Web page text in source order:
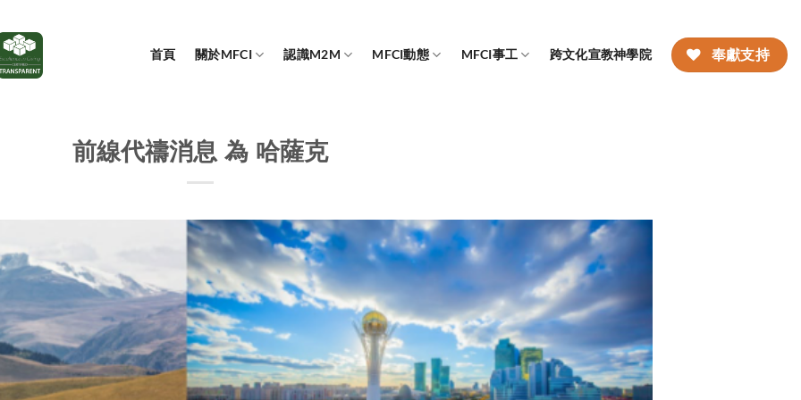
首頁 關於MFCI 認識M2M MFCI動態 MFCI事工 跨文化宣教神學院 奉獻支持
前線代禱消息 為 哈薩克